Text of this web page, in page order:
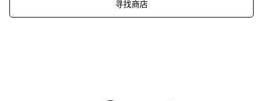
寻找商店